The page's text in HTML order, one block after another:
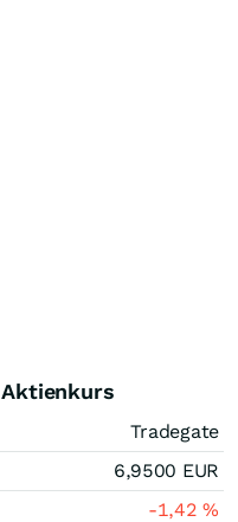
Aktienkurs
Tradegate
6,9500 EUR
-1,42%